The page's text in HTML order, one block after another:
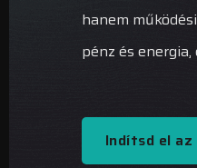
hanem
pénz és
Indítsd el